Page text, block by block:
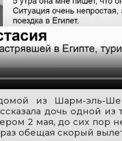
из Шарм-эль-
дочь одной из
2 мая, до сих пор
обещая скорый